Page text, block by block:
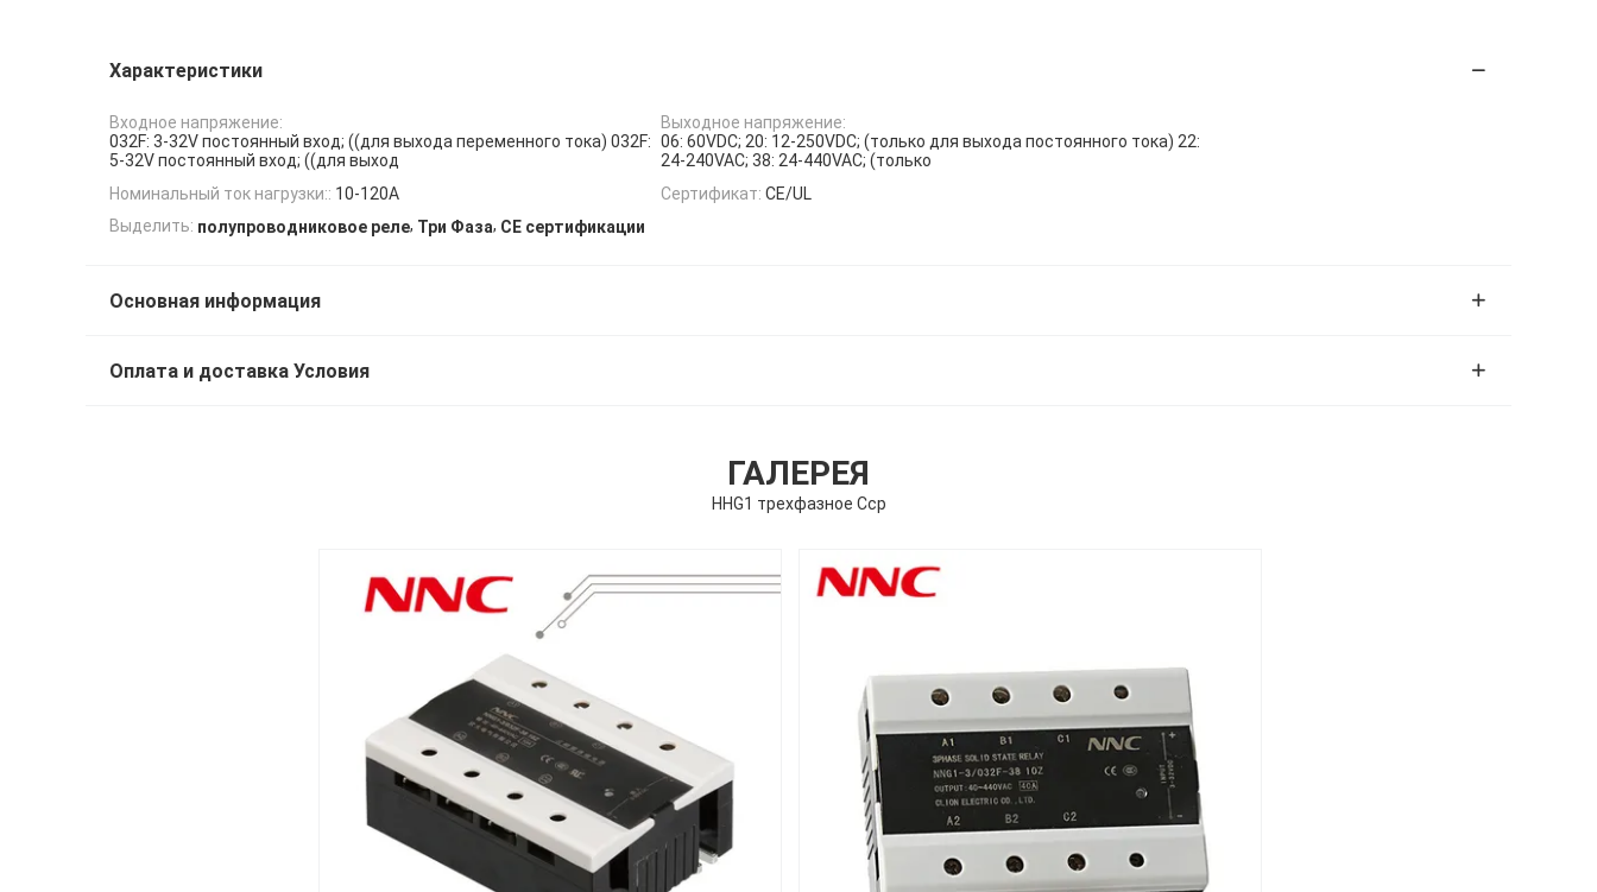
Характеристики
Входное напряжение:
032F: 3-32V постоянный вход; ((для выхода переменного тока) 032F:
5-32V постоянный вход; ((для выход
Выходное напряжение:
06: 60VDC; 20: 12-250VDC; (только для выхода постоянного тока) 22:
24-240VAC; 38: 24-440VAC; (только
Номинальный ток нагрузки:: 10-120А Сертификат: CE/UL
Выделить: полупроводниковое реле, Три Фаза, CE сертификации
Основная информация
Оплата и доставка Условия
ГАЛЕРЕЯ
HHG1 трехфазное Сср